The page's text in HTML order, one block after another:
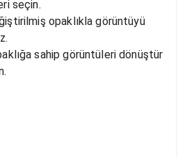
seçin.
opaklıkla görüntüyü
sahip görüntüleri dönüştür